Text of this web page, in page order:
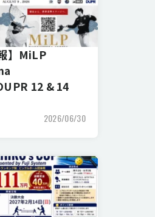
】MiLP
12 & 14
2026/06/30